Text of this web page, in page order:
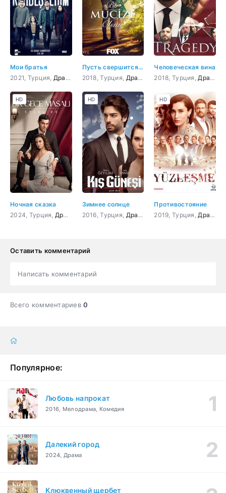
Мои братья
2021, Турция, Драма
Пусть свершится чудо
2018, Турция, Драма Мелодрама
Человеческая вина
2018, Турция, Драма
Ночная сказка
2024, Турция, Драма Мелодрама
HD
Зимнее солнце
2016, Турция, Драма Мелодрама,Триллер
HD
Противостояние
2019, Турция, Драма
HD
Оставить комментарий
Написать комментарий
Всего комментариев0
Популярное:
Любовь напрокат
2016, Мелодрама, Комедия
Далекий город
2024, Драма
Клюквенный щербет